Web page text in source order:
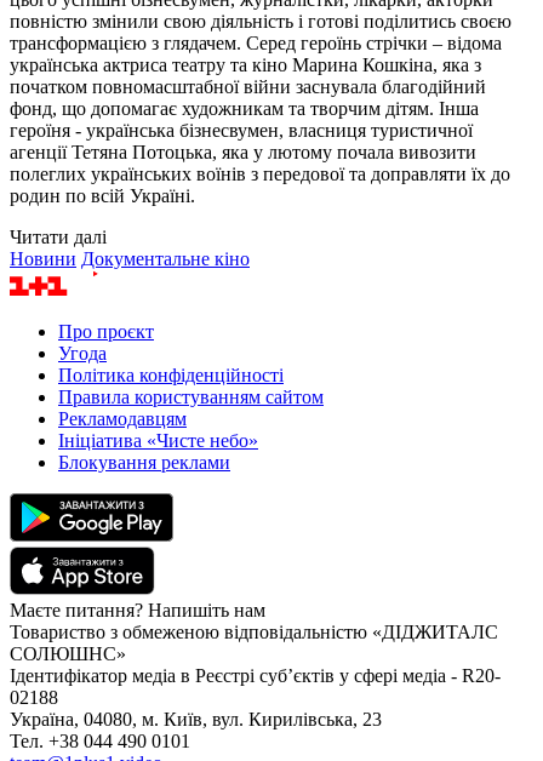
повністю змінили свою діяльність і готові поділитись своєю
трансформацією з глядачем. Серед героїнь стрічки – відома
українська актриса театру та кіно Марина Кошкіна, яка з
початком повномасштабної війни заснувала благодійний
фонд, що допомагає художникам та творчим дітям. Інша
героїня - українська бізнесвумен, власниця туристичної
агенції Тетяна Потоцька, яка у лютому почала вивозити
полеглих українських воїнів з передової та доправляти їх до
родин по всій Україні.
Читати далі
Новини Документальне кіно
Про проєкт
Угода
Політика конфіденційності
Правила користуванням сайтом
Рекламодавцям
Ініціатива «Чисте небо»
Блокування реклами
Маєте питання? Напишіть нам
Товариство з обмеженою відповідальністю «ДІДЖИТАЛС
СОЛЮШНС»
Ідентифікатор медіа в Реєстрі суб’єктів у сфері медіа - R20-
02188
Україна, 04080, м. Київ, вул. Кирилівська, 23
Тел. +38 044 490 0101